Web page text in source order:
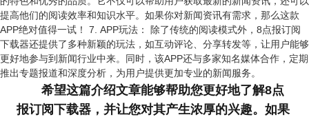
提高他们的阅读效率和知识水平。如果你对新闻资讯有需求，那么这款
APP绝对值得一试！ 7. APP玩法： 除了传统的阅读模式外，8点报订阅
下载器还提供了多种新颖的玩法，如互动评论、分享转发等，让用户能够
更好地参与到新闻行业中来。同时，该APP还与多家知名媒体合作，定期
推出专题报道和深度分析，为用户提供更加专业的新闻服务。
希望这篇介绍文章能够帮助您更好地了解8点
报订阅下载器，并让您对其产生浓厚的兴趣。如果